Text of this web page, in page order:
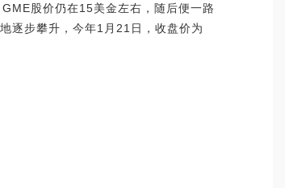
股价仍在15美金左右，随后便一路
逐步攀升，今年1月21日，收盘价为